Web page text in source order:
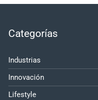
Categorías
Industrias
Innovación
Lifestyle